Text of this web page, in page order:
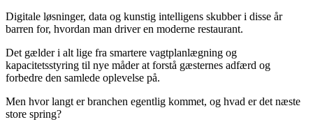
Digitale løsninger, data og kunstig intelligens skubber i disse år
barren for, hvordan man driver en moderne restaurant.
Det gælder i alt lige fra smartere vagtplanlægning og
kapacitetsstyring til nye måder at forstå gæsternes adfærd og
forbedre den samlede oplevelse på.
Men hvor langt er branchen egentlig kommet, og hvad er det næste
store spring?